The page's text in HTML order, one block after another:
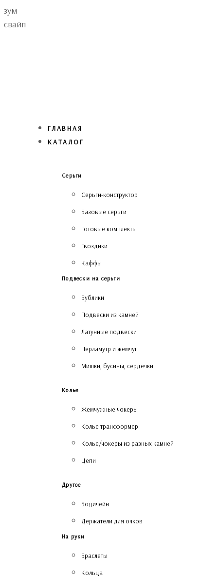
Skip
links
Skip
to
зум
свайп
ГЛАВНАЯ
КАТАЛОГ
Серьги
Серьги-конструктор
Базовые серьги
Готовые комплекты
Гвоздики
Каффы
Подвески на серьги
Бублики
Подвески из камней
Латунные подвески
Перламутр и жемчуг
Мишки, бусины, сердечки
Колье
Жемчужные чокеры
Колье трансформер
Колье/чокеры из разных камней
Цепи
Другое
Бодичейн
Держатели для очков
На руки
Браслеты
Кольца